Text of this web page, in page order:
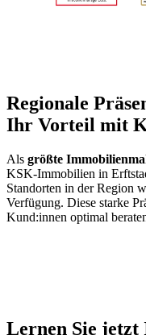
Regionale
Ihr Vorteil mit
Als größte
KSK-Immobilien in
Standorten in der Region
Verfügung. Diese starke
Kund:innen optimal
Lernen Sie